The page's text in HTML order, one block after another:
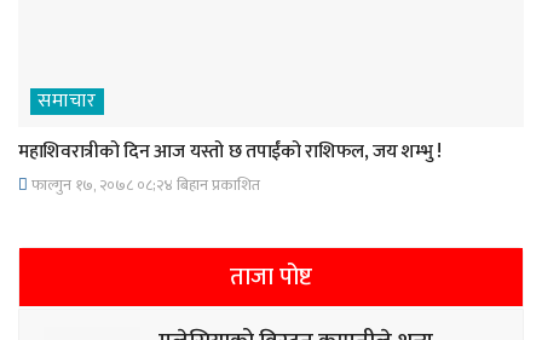
समाचार
महाशिवरात्रीको दिन आज यस्तो छ तपाईंको राशिफल, जय शम्भु !
फाल्गुन १७, २०७८ ०८;२४ बिहान प्रकाशित
ताजा पोष्ट